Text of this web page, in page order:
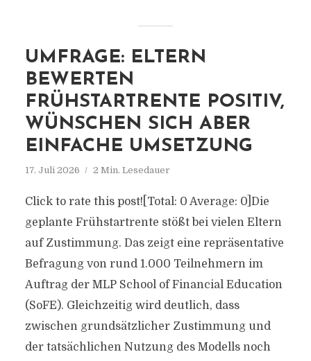
UMFRAGE: ELTERN
BEWERTEN
FRÜHSTARTRENTE POSITIV,
WÜNSCHEN SICH ABER
EINFACHE UMSETZUNG
17. Juli 2026 2 Min. Lesedauer
Click to rate this post![Total: 0 Average: 0]Die
geplante Frühstartrente stößt bei vielen Eltern
auf Zustimmung. Das zeigt eine repräsentative
Befragung von rund 1.000 Teilnehmern im
Auftrag der MLP School of Financial Education
(SoFE). Gleichzeitig wird deutlich, dass
zwischen grundsätzlicher Zustimmung und
der tatsächlichen Nutzung des Modells noch